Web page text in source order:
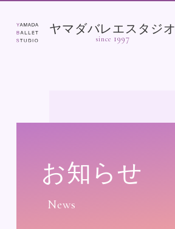
ヤマダバレエスタジオ
since 1997
お知らせ